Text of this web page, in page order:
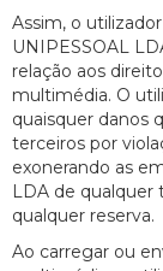
Assim, o
UNIPESSOAL
relação aos
multimédia. O
quaisquer danos
terceiros por
exonerando as
LDA de qualquer
qualquer reserva.
Ao carregar ou